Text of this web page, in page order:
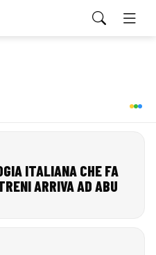
ITALIANA CHE FA
ARRIVA AD ABU